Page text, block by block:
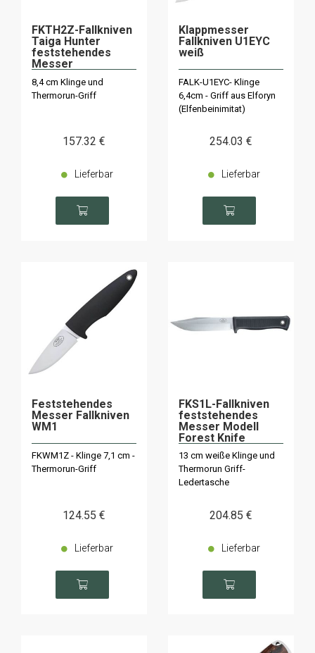
FKTH2Z-Fallkniven
Taiga Hunter
feststehendes
Messer
8,4 cm Klinge und
Thermorun-Griff
157.32 €
Lieferbar
Klappmesser
Fallkniven U1EYC
weiß
FALK-U1EYC- Klinge
6,4cm - Griff aus Elforyn
(Elfenbeinimitat)
254.03 €
Lieferbar
Feststehendes
Messer Fallkniven
WM1
FKWM1Z - Klinge 7,1 cm -
Thermorun-Griff
124.55 €
Lieferbar
FKS1L-Fallkniven
feststehendes
Messer Modell
Forest Knife
Thermorun
13 cm weiße Klinge und
Thermorun Griff-
Ledertasche
204.85 €
Lieferbar